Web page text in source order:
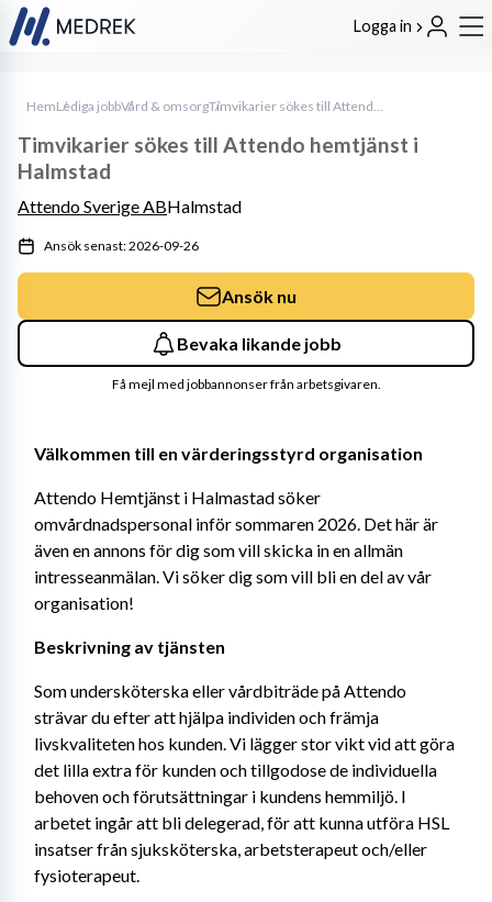
Logga in
HemLediga jobbVård & omsorg Timvikarier sökes till Attendo hemtjänst i Halmstad
Välkommen till en värderingsstyrd organisation
Attendo Hemtjänst i Halmastad söker
omvårdnadspersonal inför sommaren 2026. Det här är
även en annons för dig som vill skicka in en allmän
intresseanmälan. Vi söker dig som vill bli en del av vår
organisation!
Beskrivning av tjänsten
Som undersköterska eller vårdbiträde på Attendo
strävar du efter att hjälpa individen och främja
livskvaliteten hos kunden. Vi lägger stor vikt vid att göra
det lilla extra för kunden och tillgodose de individuella
behoven och förutsättningar i kundens hemmiljö. I
arbetet ingår att bli delegerad, för att kunna utföra HSL
insatser från sjuksköterska, arbetsterapeut och/eller
fysioterapeut.
Timvikarier sökes till Attendo hemtjänst i
Halmstad
Attendo Sverige ABHalmstad
Ansök senast: 2026-09-26
Ansök nu
Bevaka likande jobb
Få mejl med jobbannonser från arbetsgivaren.